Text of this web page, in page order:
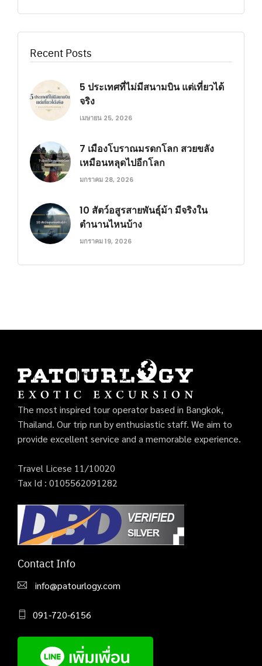
Recent Posts
5 ประเทศที่ไม่มีสนามบิน แต่เที่ยวได้
จริง
เมษายน 25, 2026
7 เมืองโบราณมรดกโลก สวยขลัง
เหมือนหลุดไปอีกโลก
มกราคม 28, 2026
10 สัตว์อสูรสายพันธุ์ม้า มีจริงใน
ตำนานไหนบ้าง
มกราคม 19, 2026
The most inspired tour operator based in Bangkok,
Thailand. Our trip run by enthusiastic staff. We aim to
provide excellent service and a memorable experience.
Travel Licese 11/10020
Tax Id : 0105562091282
Contact Info
info@patourlogy.com
091-720-6156